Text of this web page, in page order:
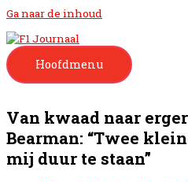
Ga naar de inhoud
Hoofdmenu
Van kwaad naar
Bearman: “Twee
mij duur te staan”